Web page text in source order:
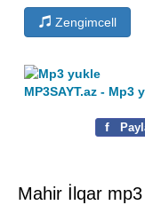
Zengimcell
MP3SAYT.az - Mp3
f
Mahir İlqar mp3